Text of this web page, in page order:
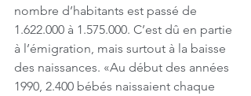
nombre d’habitants est passé de
1.622.000 à 1.575.000. C’est dû en partie
à l’émigration, mais surtout à la baisse
des naissances. «Au début des années
1990, 2.400 bébés naissaient chaque